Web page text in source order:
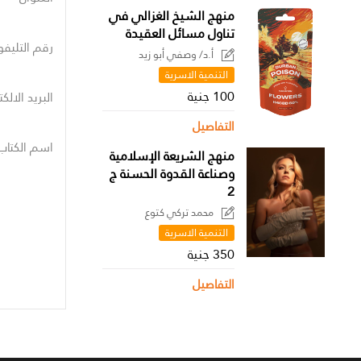
منهج الشيخ الغزالي في
تناول مسائل العقيدة
أ.د/ وصفي أبو زيد
التنمية الاسرية
100 جنية
التفاصيل
منهج الشريعة الإسلامية
وصناعة القدوة الحسنة ج
2
محمد تركي كتوع
التنمية الاسرية
350 جنية
التفاصيل
رقم
البريد
اسم